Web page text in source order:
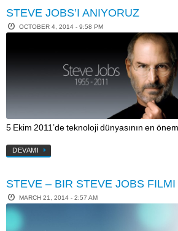
STEVE JOBS’I ANIYORUZ
OCTOBER 4, 2014 - 9:58 PM
5 Ekim 2011’de teknoloji dünyasının en
DEVAMI
STEVE – BIR STEVE JOBS
MARCH 21, 2014 - 2:57 AM